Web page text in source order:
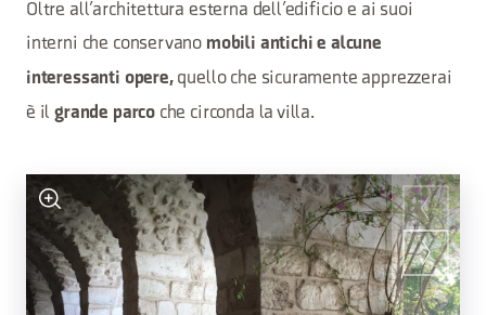
Oltre all’architettura esterna dell’edificio e ai suoi
interni che conservano mobili antichi e alcune
interessanti opere,quello che sicuramente apprezzerai
è il grande parco che circonda la villa.